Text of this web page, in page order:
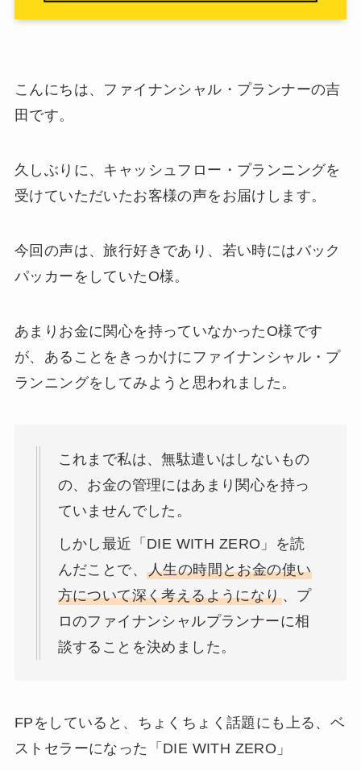
こんにちは、ファイナンシャル・プランナーの吉
田です。
久しぶりに、キャッシュフロー・プランニングを
受けていただいたお客様の声をお届けします。
今回の声は、旅行好きであり、若い時にはバック
パッカーをしていたO様。
あまりお金に関心を持っていなかったO様です
が、あることをきっかけにファイナンシャル・プ
ランニングをしてみようと思われました。
これまで私は、無駄遣いはしないもの
の、お金の管理にはあまり関心を持っ
ていませんでした。
しかし最近「DIE WITH ZERO」を読
んだことで、人生の時間とお金の使い
方について深く考えるようになり、プ
ロのファイナンシャルプランナーに相
談することを決めました。
FPをしていると、ちょくちょく話題にも上る、ベ
ストセラーになった「DIE WITH ZERO」